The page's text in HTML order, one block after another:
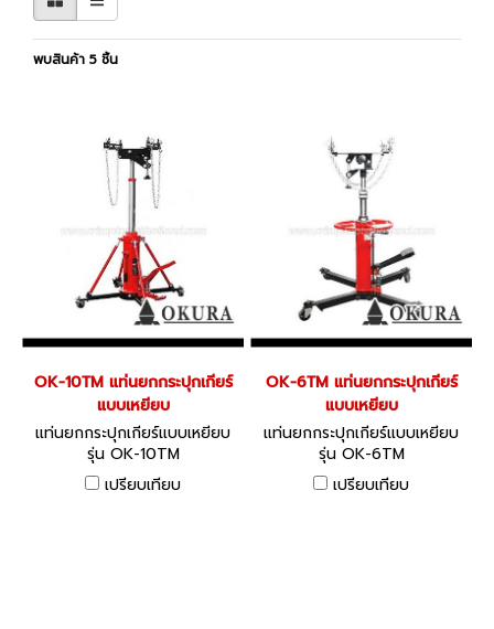
พบสินค้า 5 ชิ้น
OK-10TM แท่นยกกระปุกเกียร์
แบบเหยียบ
แท่นยกกระปุกเกียร์แบบเหยียบ
รุ่น OK-10TM
เปรียบเทียบ
OK-6TM แท่นยกกระปุกเกียร์
แบบเหยียบ
แท่นยกกระปุกเกียร์แบบเหยียบ
รุ่น OK-6TM
เปรียบเทียบ